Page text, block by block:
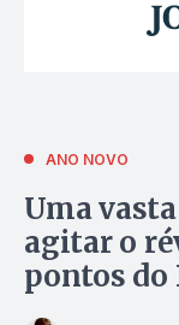
ANO NOVO
Uma
agitar o
pontos